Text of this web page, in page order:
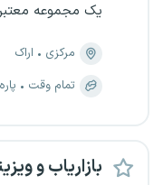
یک مجموعه
مرکزی
اراک
تمام وقت
بازاریاب و